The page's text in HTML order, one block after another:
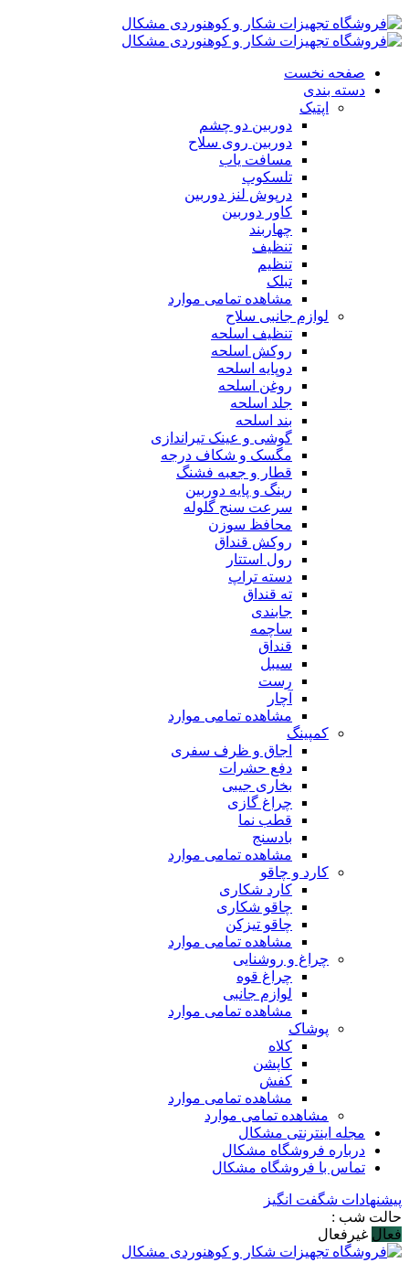
صفحه نخست
دسته بندی
اپتیک
دوربین دو چشم
دوربین روی سلاح
مسافت یاب
تلسکوپ
درپوش لنز دوربین
کاور دوربین
چهاربند
تنظیف
تنظیم
تبلک
مشاهده تمامی موارد
لوازم جانبی سلاح
تنظیف اسلحه
روکش اسلحه
دوپایه اسلحه
روغن اسلحه
جلد اسلحه
بند اسلحه
گوشی و عینک تیراندازی
مگسک و شکاف درجه
قطار و جعبه فشنگ
رینگ و پایه دوربین
سرعت سنج گلوله
محافظ سوزن
روکش قنداق
رول استتار
دسته تراپ
ته قنداق
جابندی
ساچمه
قنداق
سیبل
رست
آچار
مشاهده تمامی موارد
کمپینگ
اجاق و ظرف سفری
دفع حشرات
بخاری جیبی
چراغ گازی
قطب نما
بادسنج
مشاهده تمامی موارد
کارد و چاقو
کارد شکاری
چاقو شکاری
چاقو تیزکن
مشاهده تمامی موارد
چراغ و روشنایی
چراغ قوه
لوازم جانبی
مشاهده تمامی موارد
پوشاک
کلاه
کاپشن
کفش
مشاهده تمامی موارد
مشاهده تمامی موارد
مجله اینترنتی مشکال
درباره فروشگاه مشکال
تماس با فروشگاه مشکال
پیشنهادات شگفت انگیز
حالت شب :
فعال غیرفعال